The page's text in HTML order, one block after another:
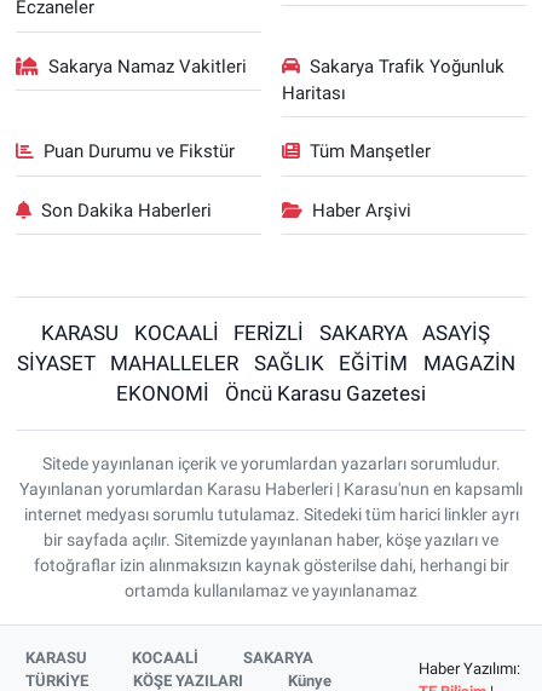
Eczaneler
Sakarya Namaz Vakitleri
Sakarya Trafik Yoğunluk
Haritası
Puan Durumu ve Fikstür Tüm Manşetler
Son Dakika Haberleri Haber Arşivi
KARASU KOCAALİ FERİZLİ SAKARYA
ASAYİŞ
SİYASET
MAHALLELER SAĞLIK EĞİTİM
MAGAZİN
EKONOMİ
Öncü Karasu Gazetesi
Sitede yayınlanan içerik ve yorumlardan yazarları sorumludur.
Yayınlanan yorumlardan Karasu Haberleri | Karasu'nun en kapsamlı
internet medyası sorumlu tutulamaz. Sitedeki tüm harici linkler ayrı
bir sayfada açılır. Sitemizde yayınlanan haber, köşe yazıları ve
fotoğraflar izin alınmaksızın kaynak gösterilse dahi, herhangi bir
ortamda kullanılamaz ve yayınlanamaz
KARASU KOCAALİ
SAKARYA
TÜRKİYE
KÖŞE YAZILARI Künye
Haber Yazılımı: